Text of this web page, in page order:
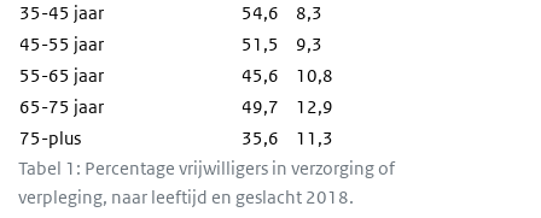
Tabel 1: Percentage vrijwilligers in verzorging of
verpleging, naar leeftijd en geslacht 2018.
35-45 jaar
54,6
8,3
45-55 jaar
51,5
9,3
55-65 jaar
45,6
10,8
65-75 jaar
49,7
12,9
75-plus
35,6 11,3